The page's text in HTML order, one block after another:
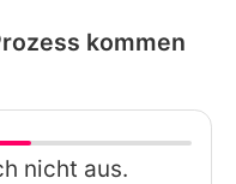
kommen
nicht aus.